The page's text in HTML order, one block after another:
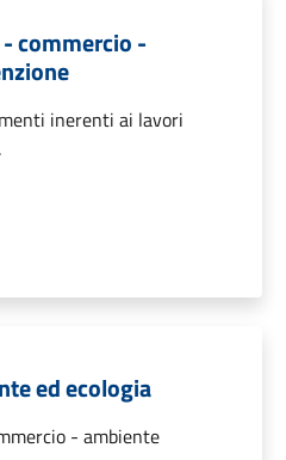
commercio -
inerenti ai lavori
ed ecologia
- ambiente